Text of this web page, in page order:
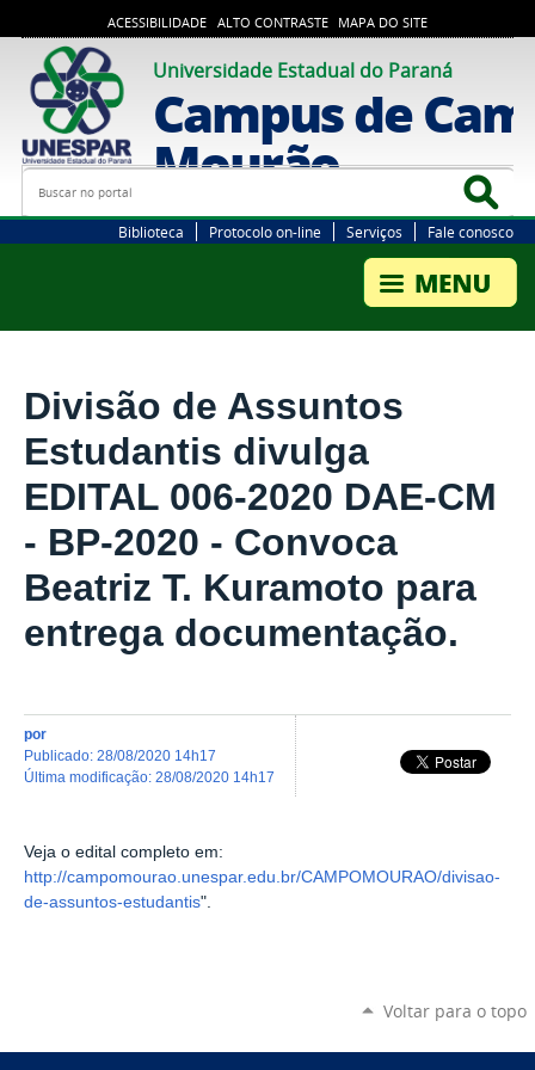
ACESSIBILIDADE ALTO CONTRASTE MAPA DO SITE
Universidade Estadual do Paraná
Campus de
Mourão
Busca
Biblioteca Protocolo on-line Serviços Fale conosco
Divisão de Assuntos
Estudantis divulga
EDITAL 006-2020 DAE-CM
- BP-2020 - Convoca
Beatriz T. Kuramoto para
entrega documentação.
por
publicado: 28/08/2020 14h17
última modificação: 28/08/2020 14h17
Veja o edital completo em:
http://campomourao.unespar.edu.br/CAMPOMOURAO/divisao-
de-assuntos-estudantis".
Voltar para o topo